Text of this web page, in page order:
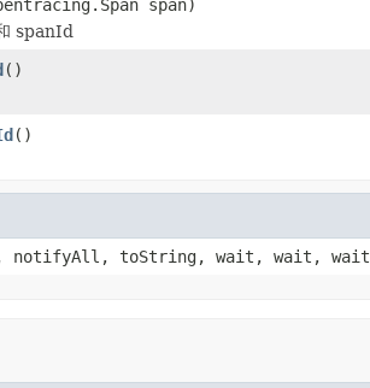
span)
spanId
()
()
notifyAll, toString, wait, wait, wait